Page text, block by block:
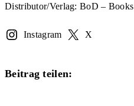
Distributor/Verlag: BoD –
Instagram X
Beitrag teilen: